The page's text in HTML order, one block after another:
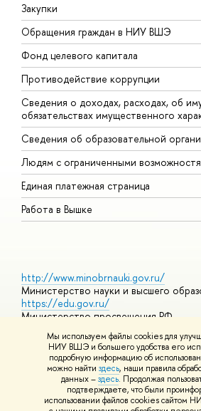
Мы используем файлы cookies для
НИУ ВШЭ и большего удобства его
подробную информацию об
можно найти здесь, наши правила
данных –здесь. Продолжая
подтверждаете, что были
использовании файлов cookies сайтом
Закупки
Обращения граждан в НИУ ВШЭ
Фонд целевого капитала
Противодействие коррупции
Сведения о доходах, расходах, об
обязательствах имущественного
Сведения об образовательной
Людям с ограниченными
Единая платежная страница
Работа в Вышке
http://www.minobrnauki.gov.ru/
Министерство науки и высшего
https://edu.gov.ru/
Министерство просвещения РФ
Массовые открытые онлайн-курсы
© НИУ ВШЭ 1993–2026 Адреса и контакты
использования материалов Политика